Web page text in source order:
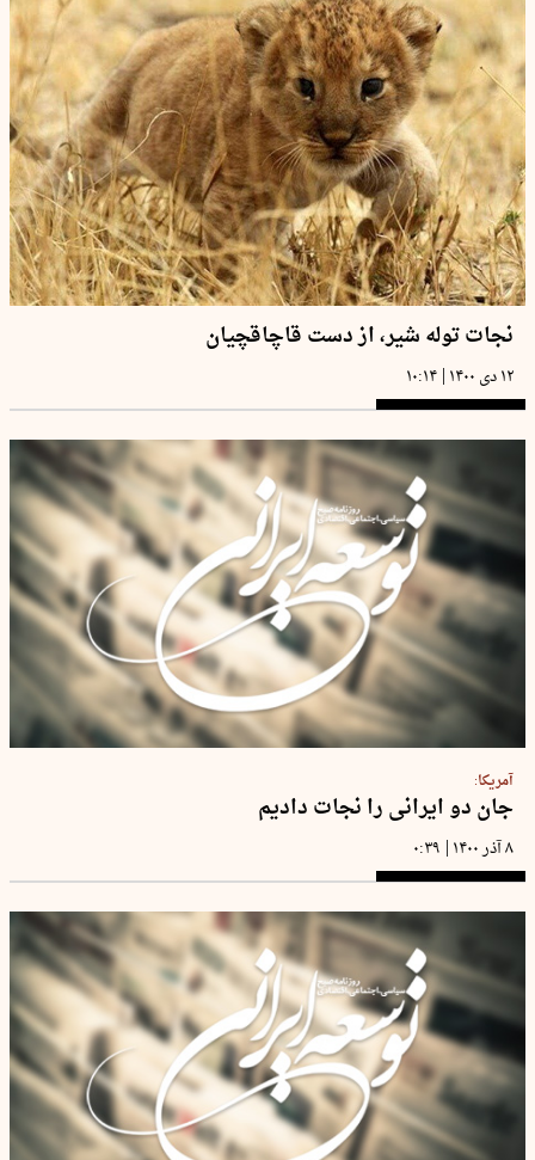
نجات توله شیر، از دست قاچاقچیان
۱۲ دی ۱۴۰۰ | ۱۰:۱۴
آمریکا:
جان دو ایرانی را نجات دادیم
۸ آذر ۱۴۰۰ | ۰:۳۹